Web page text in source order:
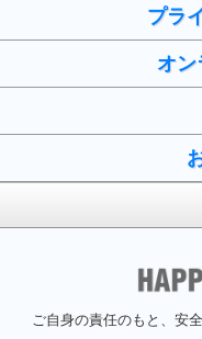
プラ
オン
ご自身の責任のもと、安